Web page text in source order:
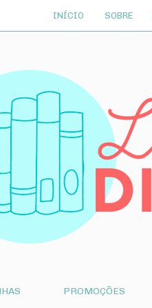
INÍCIO SOBRE
PROMOÇÕES